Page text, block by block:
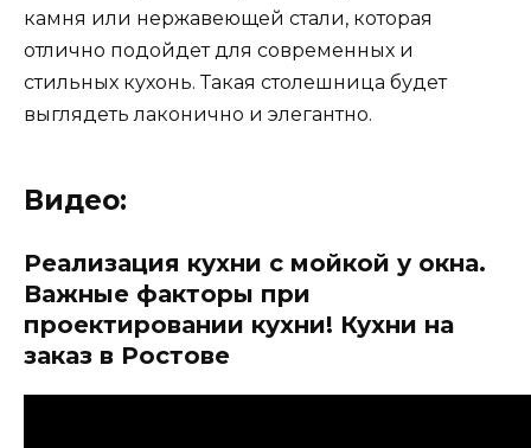
камня или нержавеющей стали, которая
отлично подойдет для современных и
стильных кухонь. Такая столешница будет
выглядеть лаконично и элегантно.
Видео:
Реализация кухни с мойкой у окна.
Важные факторы при
проектировании кухни! Кухни на
заказ в Ростове